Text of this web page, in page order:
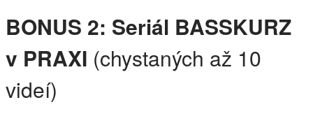
BONUS 2: Seriál BASSKURZ
v PRAXI (chystaných až 10
videí)